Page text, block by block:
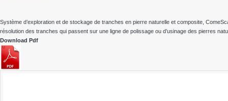
Système d’exploration et de stockage de tranches en pierre naturelle et composite,
résolution des tranches qui passent sur une ligne de polissage ou d’usinage des pierres
Download Pdf